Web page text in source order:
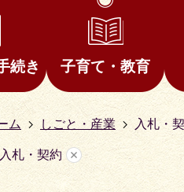
続き 子育て・教育
ム しごと・産業 入札・
入札・契約